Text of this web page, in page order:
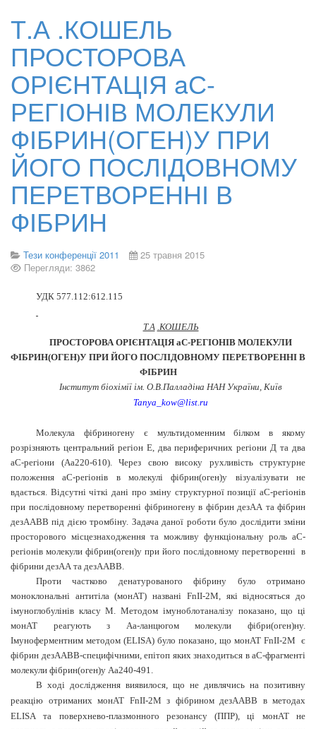
Т.А .КОШЕЛЬ
ПРОСТОРОВА
ОРІЄНТАЦІЯ aС-
РЕГІОНІВ МОЛЕКУЛИ
ФІБРИН(ОГЕН)У ПРИ
ЙОГО ПОСЛІДОВНОМУ
ПЕРЕТВОРЕННІ В
ФІБРИН
Тези конференції 2011
25 травня 2015
Перегляди: 3862
УДК 577.112:612.115
Т.А .КОШЕЛЬ
ПРОСТОРОВА ОРІЄНТАЦІЯ aС-РЕГІОНІВ МОЛЕКУЛИ
ФІБРИН(ОГЕН)У ПРИ ЙОГО ПОСЛІДОВНОМУ ПЕРЕТВОРЕННІ В
ФІБРИН
Інститут біохімії ім. О.В.Палладіна НАН України, Київ
Tanya kow@list.ru
Молекула фібриногену є мультидоменним білком в якому
розрізняють центральний регіон Е, два периферичних регіони Д та два
aС-регіони (Аa220-610). Через свою високу рухливість структурне
положенняaС-регіонів в молекулі фібрин(оген)у візуалізувати не
вдається. Відсутні чіткі дані про зміну структурної позиції aС-регіонів
при послідовному перетворенні фібриногену в фібрин дезАА та фібрин
дезААВВ під дією тромбіну. Задача даної роботи було дослідити зміни
просторового місцезнаходження та можливу функціональну роль aС-
регіонів молекули фібрин(оген)у при його послідовному перетворенні в
фібрини дезАА та дезААВВ.
Проти частково денатурованого фібрину було отримано
моноклональні антитіла (монАТ) названі FnII-2M, які відносяться до
імуноглобулінів класу М. Методом імуноблотаналізу показано, що ці
монАТ реагують з Аa-ланцюгом молекули фібри(оген)ну.
Імуноферментним методом (ELISA) було показано, що монАТ FnII-2M є
фібрин дезААВВ-специфічними, епітоп яких знаходиться в aС-фрагменті
молекули фібрин(оген)у Аa240-491.
В ході дослідження виявилося, що не дивлячись на позитивну
реакцію отриманих монАТ FnII-2M з фібрином дезААВВ в методах
ELISA та поверхнево-плазмонного резонансу (ППР), ці монАТ не